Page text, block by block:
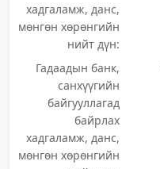
хадгаламж, данс,
мөнгөн хөрөнгийн
нийт дүн:
Гадаадын банк,
санхүүгийн
байгууллагад
байрлах
хадгаламж, данс,
мөнгөн хөрөнгийн